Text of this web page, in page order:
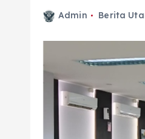
Admin Berita